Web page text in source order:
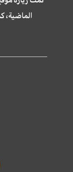
الماضية،